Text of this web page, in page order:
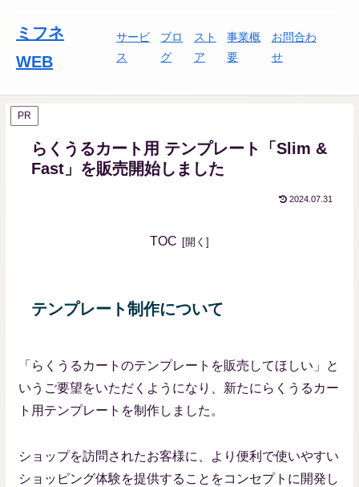
ミフネ
WEB
サービ
ス
ブロ
グ
スト
ア
事業概
要
お問合わ
せ
PR
らくうるカート用 テンプレート「Slim &
Fast」を販売開始しました
2024.07.31
TOC
テンプレート制作について
「らくうるカートのテンプレートを販売してほしい」と
いうご要望をいただくようになり、新たにらくうるカー
ト用テンプレートを制作しました。
ショップを訪問されたお客様に、より便利で使いやすい
ショッピング体験を提供することをコンセプトに開発し